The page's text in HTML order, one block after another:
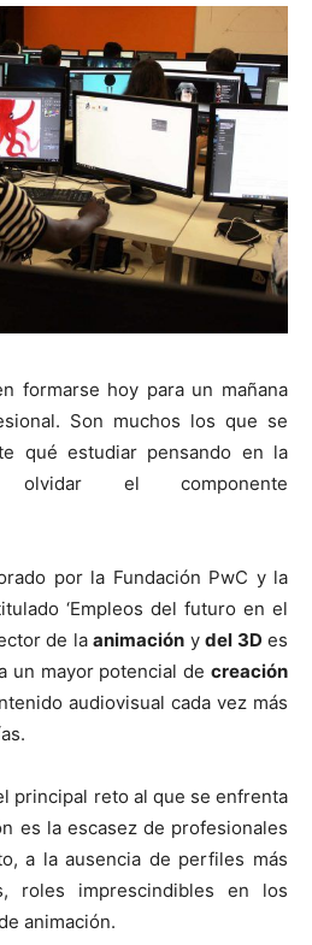
formarse hoy para un mañana
Son muchos los que se
qué estudiar pensando en la
olvidar el componente
por la Fundación PwC y la
‘Empleos del futuro en el
de la animación y del 3D es
un mayor potencial de creación
audiovisual cada vez más
principal reto al que se enfrenta
es la escasez de profesionales
a la ausencia de perfiles más
roles imprescindibles en los
animación.